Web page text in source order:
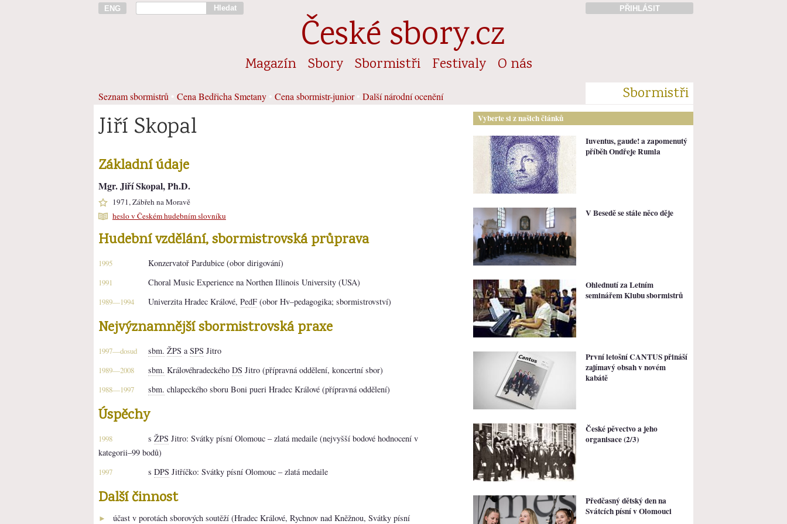
ENG Hledat PŘIHLÁSIT
České sbory.cz
Magazín Sbory Sbormistři Festivaly O nás
Seznam sbormistrů Cena Bedřicha Smetany Cena sbormistr-junior• Další národní ocenění Sbormistři
Jiří Skopal
Základní údaje
Mgr. Jiří Skopal, Ph.D.
1971, Zábřeh na Moravě
heslo v Českém hudebním slovníku
Hudební vzdělání, sbormistrovská průprava
1995 Konzervatoř Pardubice (obor dirigování)
1991 Choral Music Experience na Northen Illinois University (USA)
1989—1994 Univerzita Hradec Králové, PedF (obor Hv–pedagogika; sbormistrovství)
Nejvýznamnější sbormistrovská praxe
1997—dosud sbm. ŽPS a SPS Jitro
1989—2008 sbm. Královéhradeckého DS Jitro (přípravná oddělení, koncertní sbor)
1988—1997 sbm. chlapeckého sboru Boni pueri Hradec Králové (přípravná oddělení)
Úspěchy
1998 s ŽPS Jitro: Svátky písní Olomouc – zlatá medaile (nejvyšší bodové hodnocení v
kategorii–99 bodů)
1997 s DPS Jitříčko: Svátky písní Olomouc – zlatá medaile
Další činnost
► účast v porotách sborových soutěží (Hradec Králové, Rychnov nad Kněžnou, Svátky písní
Vyberte si z našich článků
Iuventus, gaude! a zapomenutý
příběh Ondřeje Rumla
V Besedě se stále něco děje
Ohlednutí za Letním
seminářem Klubu sbormistrů
První letošní CANTUS přináší
zajímavý obsah v novém
kabátě
České pěvectvo a jeho
organisace (2/3)
Předčasný dětský den na
Svátcích písní v Olomouci